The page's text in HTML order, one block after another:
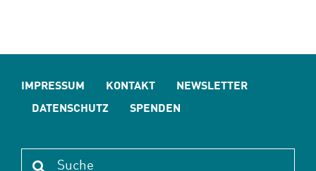
IMPRESSUM KONTAKT
NEWSLETTER
DATENSCHUTZ
SPENDEN
Suche